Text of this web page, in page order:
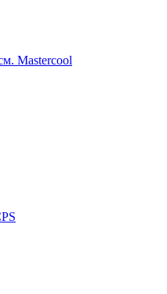
Mastercool